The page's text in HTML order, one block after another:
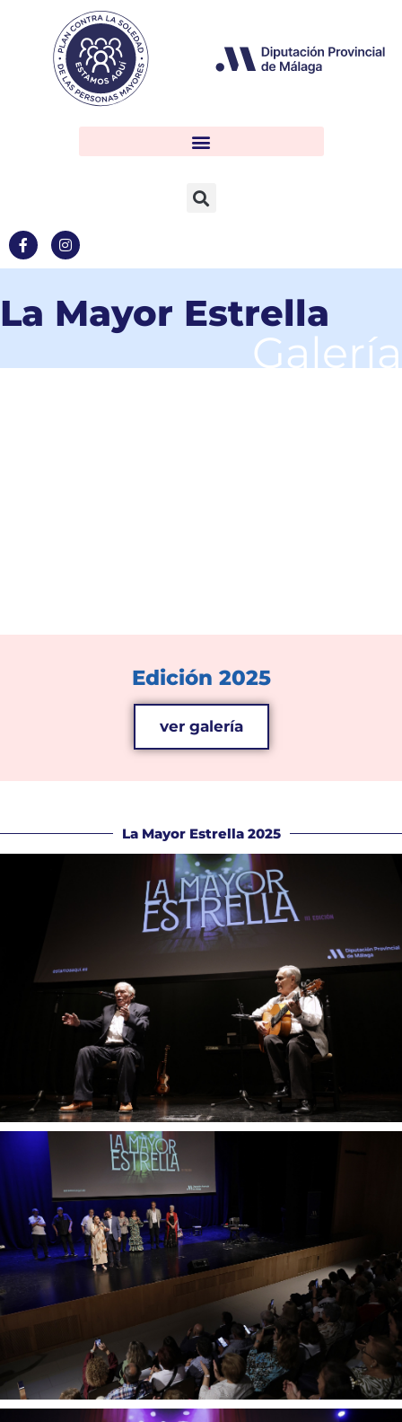
La Mayor Estrella
Galería
Edición 2025
ver galería
La Mayor Estrella 2025